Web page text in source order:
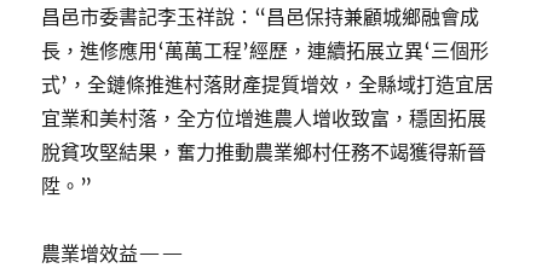
昌邑市委書記李玉祥說：“昌邑保持兼顧城鄉融會成
長，進修應用‘萬萬工程’經歷，連續拓展立異‘三個形
式’，全鏈條推進村落財產提質增效，全縣域打造宜居
宜業和美村落，全方位增進農人增收致富，穩固拓展
脫貧攻堅結果，奮力推動農業鄉村任務不竭獲得新晉
陞。”
農業增效益——